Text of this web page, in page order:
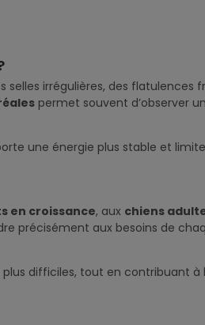
irrégulières, des flatulences
permet souvent d’observer
une énergie plus stable et
en croissance, aux chiens
précisément aux besoins de
difficiles, tout en contribuant à